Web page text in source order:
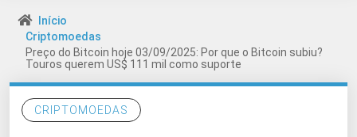
Início
Criptomoedas
Preço do Bitcoin hoje 03/09/2025: Por que o Bitcoin subiu?
Touros querem US$ 111 mil como suporte
CRIPTOMOEDAS